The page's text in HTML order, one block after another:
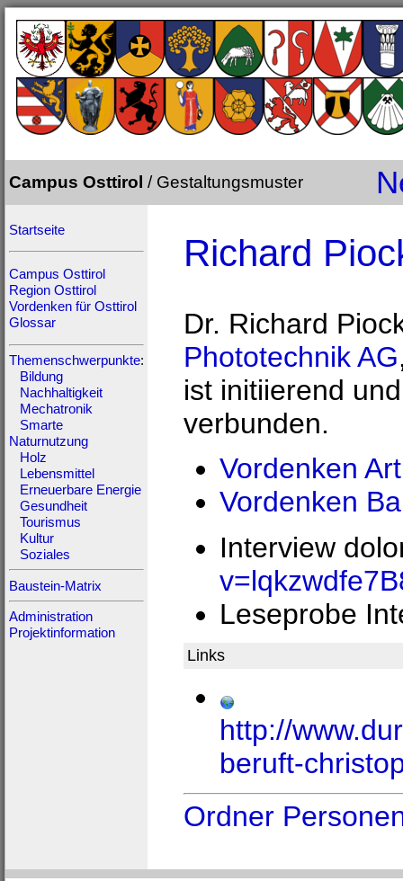
Campus Osttirol / Gestaltungsmuster
Startseite
Campus Osttirol
Region Osttirol
Vordenken für Osttirol
Glossar
Themenschwerpunkte:
Bildung
Nachhaltigkeit
Mechatronik
Smarte
Naturnutzung
Holz
Lebensmittel
Erneuerbare Energie
Gesundheit
Tourismus
Kultur
Soziales
Baustein-Matrix
Administration
Projektinformation
Richard
Dr. Richard
Phototechnik AG
ist initiierend
verbunden.
Vordenken
Vordenken
Interview
Leseprobe
Links
http://
beruft-
Ordner